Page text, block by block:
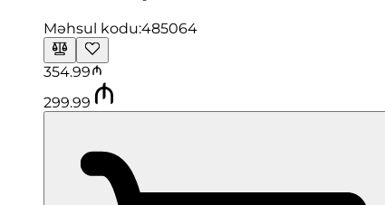
Məhsul kodu:485064
354.99
299.99